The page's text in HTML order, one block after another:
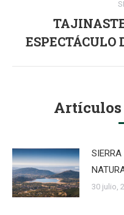
Artículos
30 julio,